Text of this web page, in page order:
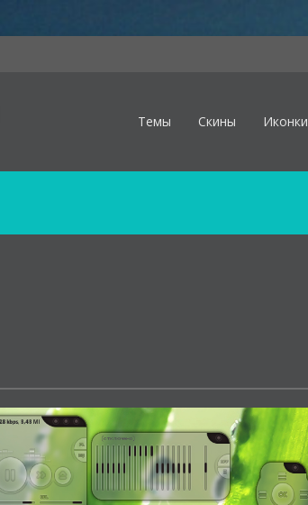
Темы Скины Иконки